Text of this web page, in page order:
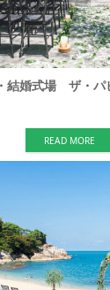
結婚式場 ザ・パ
READ MORE